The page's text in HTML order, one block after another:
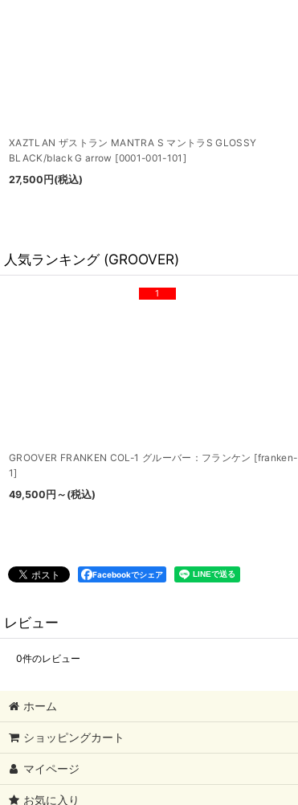
XAZTLAN ザストラン MANTRA S マントラS GLOSSY
BLACK/black G arrow [0001-001-101 ]
27,500 円 (税込)
人気ランキング (GROOVER)
1
GROOVER FRANKEN COL-1 グルーバー：フランケン [franken-
1]
49,500 円 ～ (税込)
Facebookでシェア
レビュー
0件のレビュー
ホーム
ショッピングカート
マイページ
お気に入り